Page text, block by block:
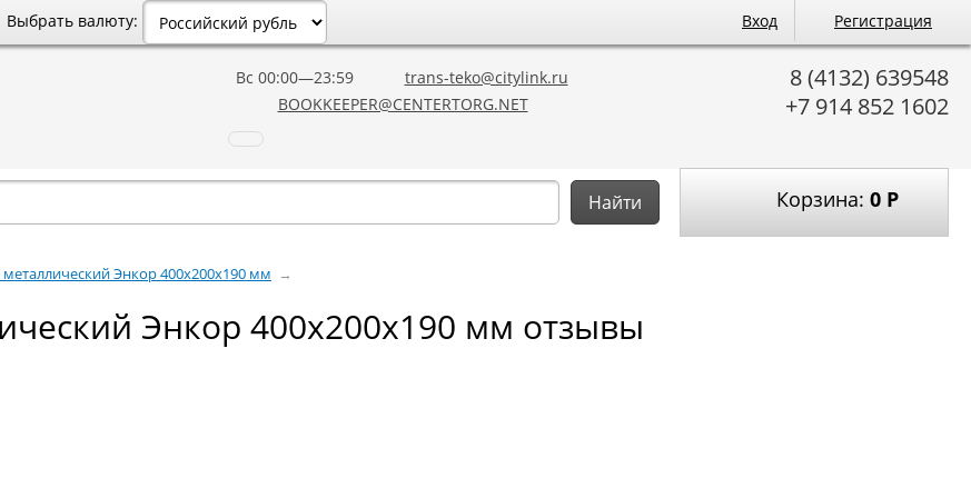
Вход Регистрация
Выбрать валюту:
8 (4132) 639548
+7 914 852 1602
Вс 00:00—23:59
trans-teko@citylink.ru
BOOKKEEPER@CENTERTORG.NET
Корзина: 0 Р
Найти
Энкор 400x200x190 мм →
Энкор 400x200x190 мм отзывы